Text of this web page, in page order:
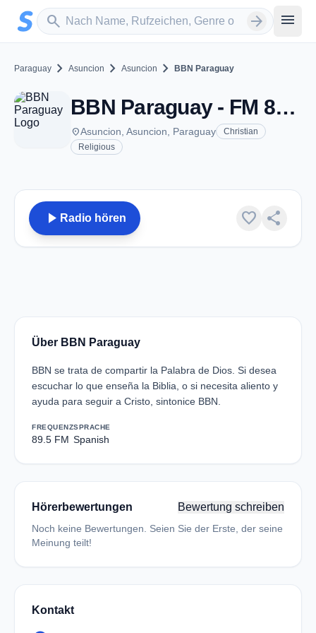
Zum Hauptinhalt springen
search
Sender suchen arrow_forward menu
Paraguay chevron_right Asuncion chevron_right Asuncion chevron_right BBN Paraguay
BBN Paraguay - FM 89.5 - Asuncion
placeAsuncion, Asuncion, Paraguay
Christian
Religious
play_arrow Radio hören favorite share
Über BBN Paraguay
BBN se trata de compartir la Palabra de Dios. Si desea
escuchar lo que enseña la Biblia, o si necesita aliento y
ayuda para seguir a Cristo, sintonice BBN.
FREQUENZ
89.5 FM
SPRACHE
Spanish
Hörerbewertungen Bewertung schreiben
Noch keine Bewertungen. Seien Sie der Erste, der seine
Meinung teilt!
Kontakt